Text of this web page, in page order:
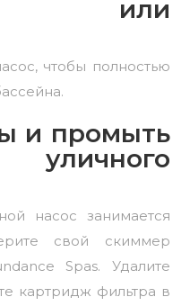
или
чтобы полностью
и промыть
насос занимается
свой скиммер
Spas. Удалите
картридж фильтра в